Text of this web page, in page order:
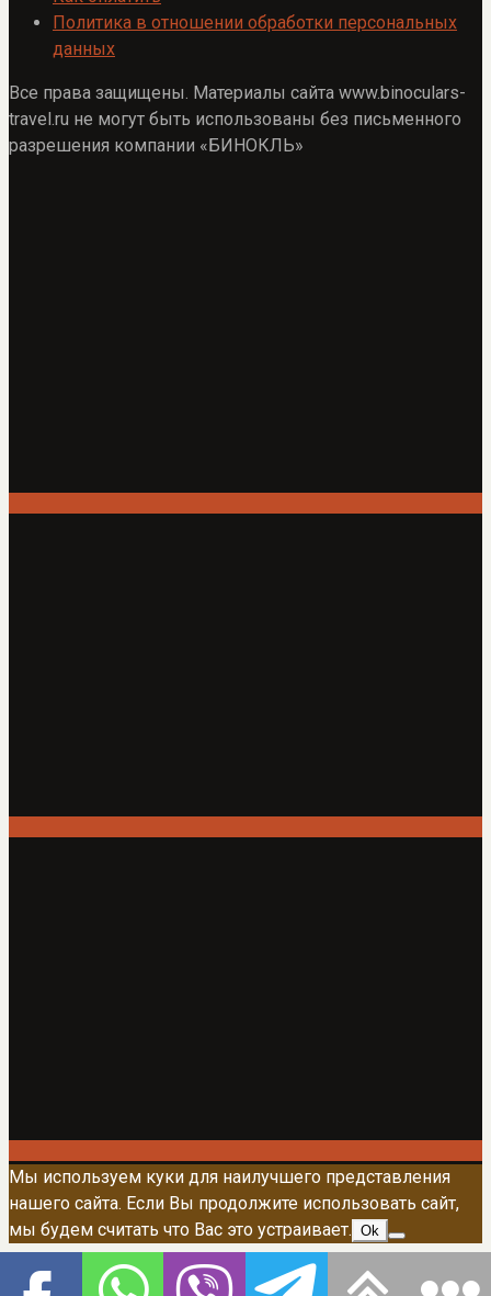
Политика в отношении обработки персональных
данных
Все права защищены. Материалы сайта www.binoculars-
travel.ru не могут быть использованы без письменного
разрешения компании «БИНОКЛЬ»
Мы используем куки для наилучшего представления
нашего сайта. Если Вы продолжите использовать сайт,
мы будем считать что Вас это устраивает. Ok